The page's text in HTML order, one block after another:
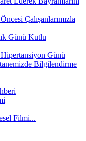
Çalışanlarımızla
Günü Kutlu
Günü
Bilgilendirme
Filmi...